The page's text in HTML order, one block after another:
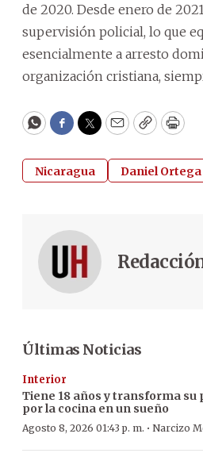
de 2020. Desde enero de
supervisión policial, lo que
esencialmente a arresto
organización cristiana,
WhatsApp
Facebook
Twitter
EmailCopyPrint
Nicaragua Daniel Ortega
Últimas Noticias
Interior
Tiene 18 años y transforma su
por la cocina en un sueño
Agosto 8, 2026 01:43 p. m. · Narcizo